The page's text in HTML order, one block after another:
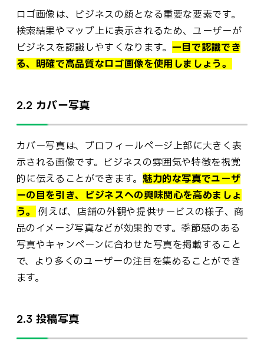
ロゴ画像は、ビジネスの顔となる重要な要素です。
検索結果やマップ上に表示されるため、ユーザーが
ビジネスを認識しやすくなります。 一目で認識でき
る、明確で高品質なロゴ画像を使用しましょう。
2.2 カバー写真
カバー写真は、プロフィールページ上部に大きく表
示される画像です。ビジネスの雰囲気や特徴を視覚
的に伝えることができます。 魅力的な写真でユーザ
ーの目を引き、ビジネスへの興味関心を高めましょ
う。
例えば、店舗の外観や提供サービスの様子、商
品のイメージ写真などが効果的です。季節感のある
写真やキャンペーンに合わせた写真を掲載すること
で、より多くのユーザーの注目を集めることができ
ます。
2.3 投稿写真